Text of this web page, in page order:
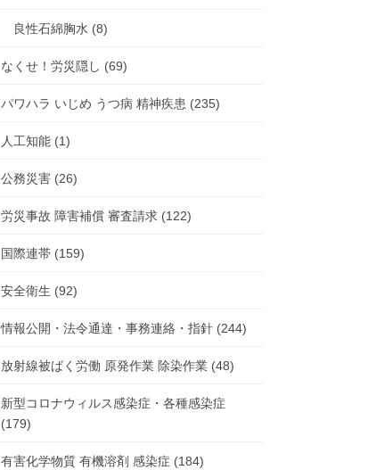
良性石綿胸水 (8)
なくせ！労災隠し (69)
パワハラ いじめ うつ病 精神疾患 (235)
人工知能 (1)
公務災害 (26)
労災事故 障害補償 審査請求 (122)
国際連帯 (159)
安全衛生 (92)
情報公開・法令通達・事務連絡・指針 (244)
放射線被ばく労働 原発作業 除染作業 (48)
新型コロナウィルス感染症・各種感染症
(179)
有害化学物質 有機溶剤 感染症 (184)